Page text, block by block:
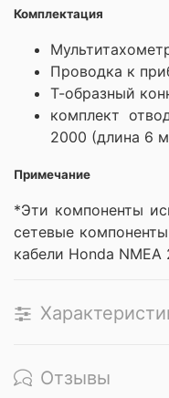
Комплектация
Проводка к
Т-образный
комплект
2000 (длина 6
Примечание
*Эти компоненты
сетевые
кабели Honda NMEA
Отзывы